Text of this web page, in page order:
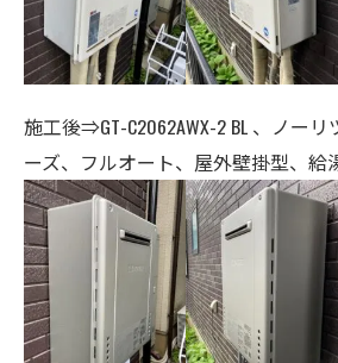
施工後⇒GT-C2062AWX-2 BL 、ノー
ーズ、フルオート、屋外壁掛型、給